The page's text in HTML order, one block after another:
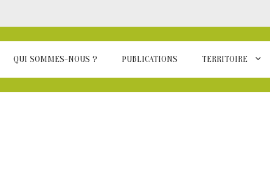
QUI SOMMES-NOUS ? PUBLICATIONS TERRITOIRE